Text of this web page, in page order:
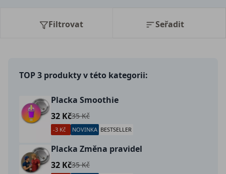
Filtrovat Seřadit
TOP 3 produkty v této kategorii:
Placka Smoothie
32 Kč35 Kč
-3 Kč NOVINKA BESTSELLER
Placka Změna pravidel
32 Kč35 Kč